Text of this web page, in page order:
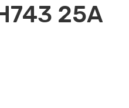
25A